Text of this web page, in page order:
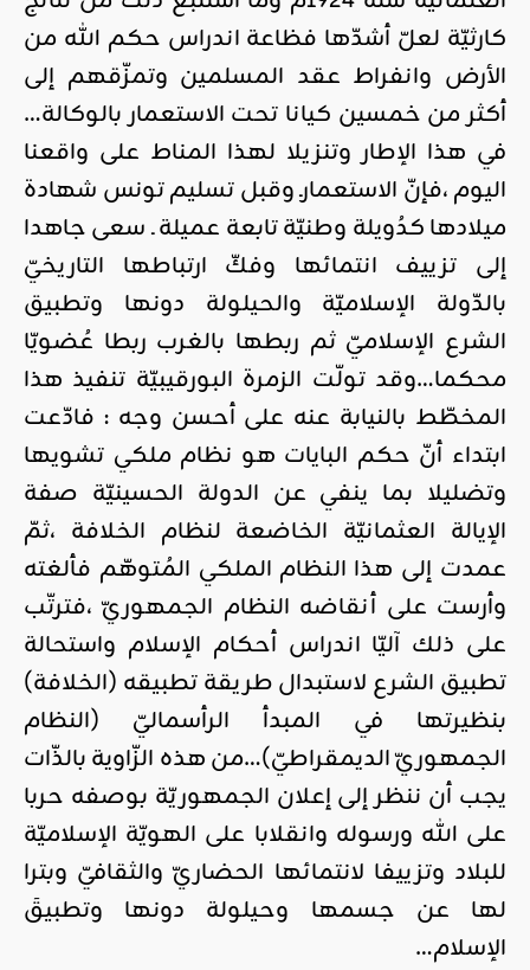
كارثيّة لعلّ أشدّها فظاعة اندراس حكم الله من
الأرض وانفراط عقد المسلمين وتمزّقهم إلى
أكثر من خمسين كيانا تحت الاستعمار بالوكالة…
في هذا الإطار وتنزيلا لهذا المناط على واقعنا
اليوم ،فإنّ الاستعمارـ وقبل تسليم تونس شهادة
ميلادها كدُويلة وطنيّة تابعة عميلة ـ سعى جاهدا
إلى تزييف انتمائها وفكّ ارتباطها التاريخيّ
بالدّولة الإسلاميّة والحيلولة دونها وتطبيق
الشرع الإسلاميّ ثم ربطها بالغرب ربطا عُضويّا
محكما…وقد تولّت الزمرة البورقيبيّة تنفيذ هذا
المخطّط بالنيابة عنه على أحسن وجه : فادّعت
ابتداء أنّ حكم البايات هو نظام ملكي تشويها
وتضليلا بما ينفي عن الدولة الحسينيّة صفة
الإيالة العثمانيّة الخاضعة لنظام الخلافة ،ثمّ
عمدت إلى هذا النظام الملكي المُتوهّم فألغته
وأرست على أنقاضه النظام الجمهوريّ ،فترتّب
على ذلك آليّا اندراس أحكام الإسلام واستحالة
تطبيق الشرع لاستبدال طريقة تطبيقه (الخلافة)
بنظيرتها في المبدأ الرأسماليّ (النظام
الجمهوريّ الديمقراطيّ)…من هذه الزّاوية بالذّات
يجب أن ننظر إلى إعلان الجمهوريّة بوصفه حربا
على الله ورسوله وانقلابا على الهويّة الإسلاميّة
للبلاد وتزييفا لانتمائها الحضاريّ والثقافيّ وبترا
لها عن جسمها وحيلولة دونها وتطبيقَ
الإسلام…